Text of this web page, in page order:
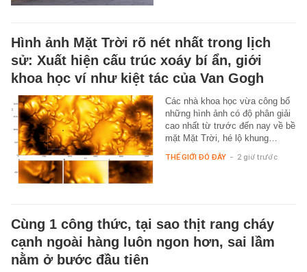
Hình ảnh Mặt Trời rõ nét nhất trong lịch
sử: Xuất hiện cấu trúc xoáy bí ẩn, giới
khoa học ví như kiệt tác của Van Gogh
Các nhà khoa học vừa công bố
những hình ảnh có độ phân giải
cao nhất từ trước đến nay về bề
mặt Mặt Trời, hé lộ khung…
THẾ GIỚI ĐÓ ĐÂY - 2 giờ trước
Cùng 1 công thức, tại sao thịt rang cháy
cạnh ngoài hàng luôn ngon hơn, sai lầm
nằm ở bước đầu tiên